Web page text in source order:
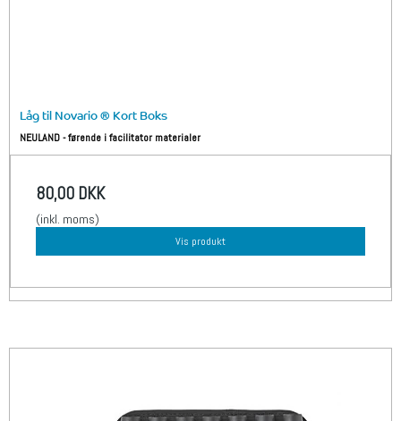
Låg til Novario ® Kort Boks
NEULAND - førende i facilitator materialer
80,00 DKK
(inkl. moms)
Vis produkt